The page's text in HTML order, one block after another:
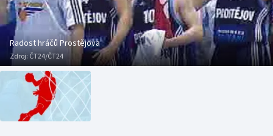
Baseball a softbal
Basketbal
Biatlon
Boby a skeleton
Soutěže
Historické návraty
Aplikace ČT sport
AZ kvíz
Radost hráčů Prostějova
Zdroj:ČT24/ČT24